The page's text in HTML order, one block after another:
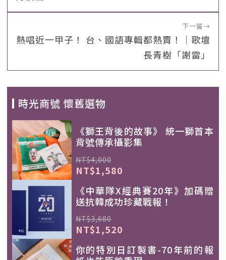
下一篇→
熱唱近一甲子！ 台、國語專輯都熱賣！｜歌壇
長青樹「謝雷」
時光商號 懷舊選物
《獅王背後的故事》 統一獅首本
背號傳承攝影集
NT$4,000
NT$1,580
《中華隊X經典賽20年》加碼贈
送抗韓成功珍藏戰報！
NT$3,680
NT$1,520
你的特別日訂製書-70年前的報